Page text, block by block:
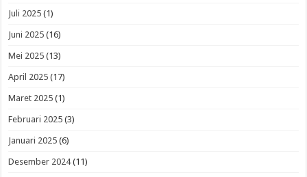
Juli 2025 (1)
Juni 2025 (16)
Mei 2025 (13)
April 2025 (17)
Maret 2025 (1)
Februari 2025 (3)
Januari 2025 (6)
Desember 2024(11)